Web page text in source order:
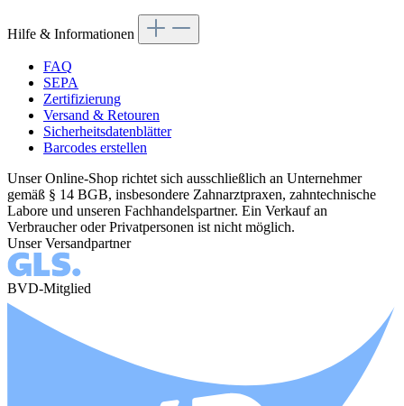
Hilfe & Informationen
FAQ
SEPA
Zertifizierung
Versand & Retouren
Sicherheitsdatenblätter
Barcodes erstellen
Unser Online-Shop richtet sich ausschließlich an Unternehmer
gemäß § 14 BGB, insbesondere Zahnarztpraxen, zahntechnische
Labore und unseren Fachhandelspartner. Ein Verkauf an
Verbraucher oder Privatpersonen ist nicht möglich.
Unser Versandpartner
BVD-Mitglied